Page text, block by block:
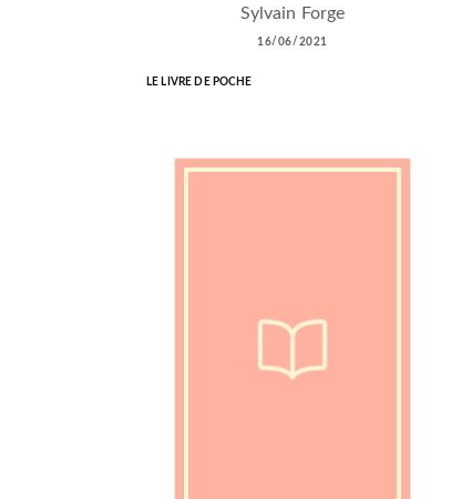
Sylvain Forge
16/06/2021
LE LIVRE DE POCHE